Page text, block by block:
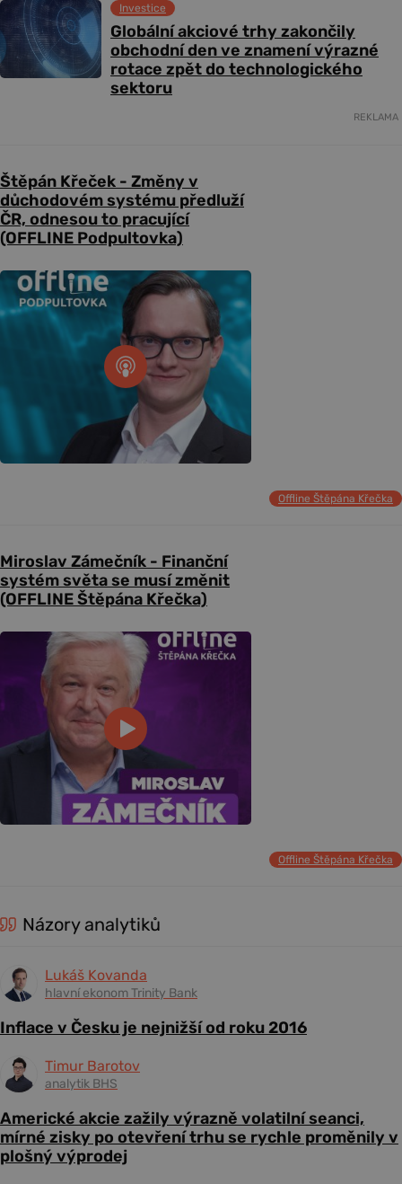
Globální akciové trhy zakončily
obchodní den ve znamení výrazné
rotace zpět do technologického
sektoru
Investice
REKLAMA
Štěpán Křeček - Změny v
důchodovém systému předluží
ČR, odnesou to pracující
(OFFLINE Podpultovka)
Offline Štěpána Křečka
Miroslav Zámečník - Finanční
systém světa se musí změnit
(OFFLINE Štěpána Křečka)
Offline Štěpána Křečka
Názory analytiků
Lukáš Kovanda
hlavní ekonom Trinity Bank
Inflace v Česku je nejnižší od roku 2016
Timur Barotov
analytik BHS
Americké akcie zažily výrazně volatilní seanci,
mírné zisky po otevření trhu se rychle proměnily v
plošný výprodej